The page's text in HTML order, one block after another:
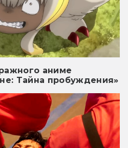
аниме
Тайна пробуждения»